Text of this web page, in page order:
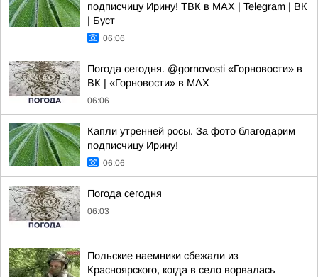
подписчицу Ирину! ТВК в MAX | Telegram | ВК
| Буст
06:06
Погода сегодня. @gornovosti «Горновости» в
ВК | «Горновости» в МАХ
06:06
Капли утренней росы. За фото благодарим
подписчицу Ирину!
06:06
Погода сегодня
06:03
Польские наемники сбежали из
Красноярского, когда в село ворвалась